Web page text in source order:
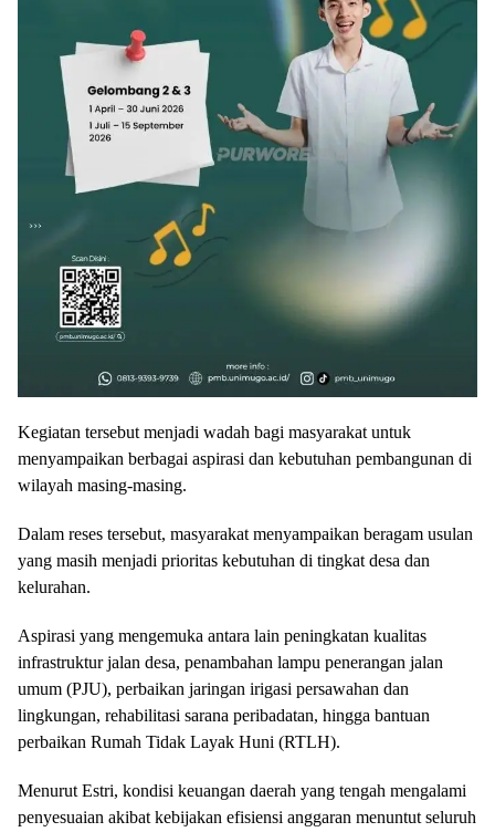
Kegiatan tersebut menjadi wadah bagi masyarakat untuk
menyampaikan berbagai aspirasi dan kebutuhan pembangunan di
wilayah masing-masing.
Dalam reses tersebut, masyarakat menyampaikan beragam usulan
yang masih menjadi prioritas kebutuhan di tingkat desa dan
kelurahan.
Aspirasi yang mengemuka antara lain peningkatan kualitas
infrastruktur jalan desa, penambahan lampu penerangan jalan
umum (PJU), perbaikan jaringan irigasi persawahan dan
lingkungan, rehabilitasi sarana peribadatan, hingga bantuan
perbaikan Rumah Tidak Layak Huni (RTLH).
Menurut Estri, kondisi keuangan daerah yang tengah mengalami
penyesuaian akibat kebijakan efisiensi anggaran menuntut seluruh